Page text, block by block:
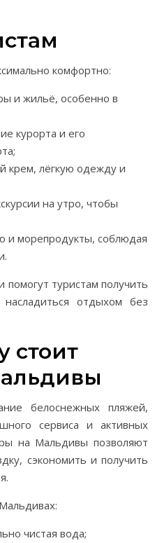
комфортно:
и жильё, особенно в
курорта и его
крем, лёгкую одежду и
на утро, чтобы
и морепродукты, соблюдая
туристам получить
отдыхом без
стоит
белоснежных пляжей,
сервиса и активных
на Мальдивы позволяют
сэкономить и получить
чистая вода;